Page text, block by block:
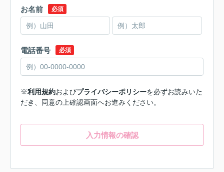
お名前 必須
電話番号 必須
※利用規約およびプライバシーポリシーを必ずお読みいた
だき、同意の上確認画面へお進みください。
入力情報の確認